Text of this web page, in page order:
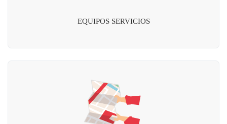
EQUIPOS SERVICIOS